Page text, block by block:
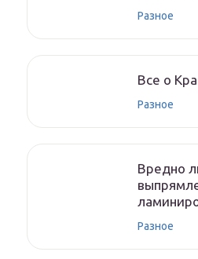
Разное
Все о
Разное
Вредно
Разное